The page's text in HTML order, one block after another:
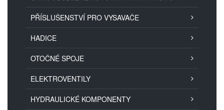
PŘÍSLUŠENSTVÍ PRO VYSAVAČE
HADICE
OTOČNÉ SPOJE
ELEKTROVENTILY
HYDRAULICKÉ KOMPONENTY